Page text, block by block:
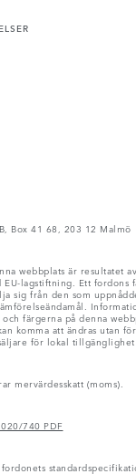
Box 41 68, 203 12 Malmö
webbplats är resultatet
lagstiftning. Ett fordons
sig från den som
färgerna på denna
komma att ändras utan
för lokal
mervärdesskatt (moms).
740 PDF